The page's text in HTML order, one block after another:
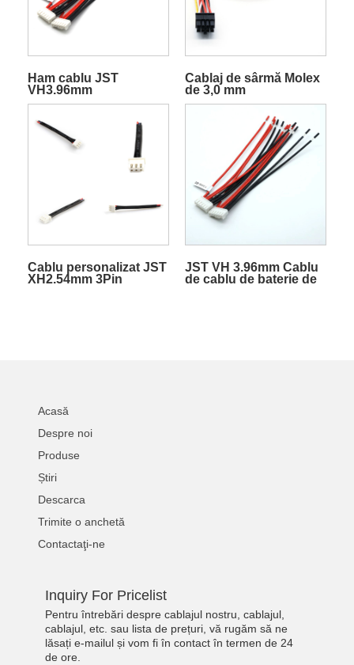
Ham cablu JST
VH3.96mm
Cablaj de sârmă Molex
de 3,0 mm
Cablu personalizat JST
XH2.54mm 3Pin
JST VH 3.96mm Cablu
de cablu de baterie de
Acasă
Despre noi
Produse
Știri
Descarca
Trimite o anchetă
Contactaţi-ne
Inquiry For Pricelist
Pentru întrebări despre cablajul nostru, cablajul,
cablajul, etc. sau lista de prețuri, vă rugăm să ne
lăsați e-mailul și vom fi în contact în termen de 24
de ore.